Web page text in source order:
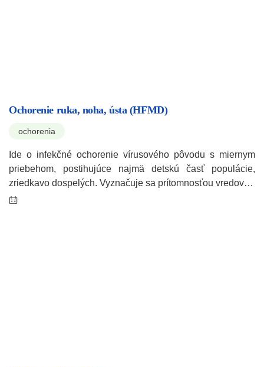
Ochorenie ruka, noha, ústa (HFMD)
ochorenia
Ide o infekčné ochorenie vírusového pôvodu s miernym
priebehom, postihujúce najmä detskú časť populácie,
zriedkavo dospelých. Vyznačuje sa prítomnosťou vredov…